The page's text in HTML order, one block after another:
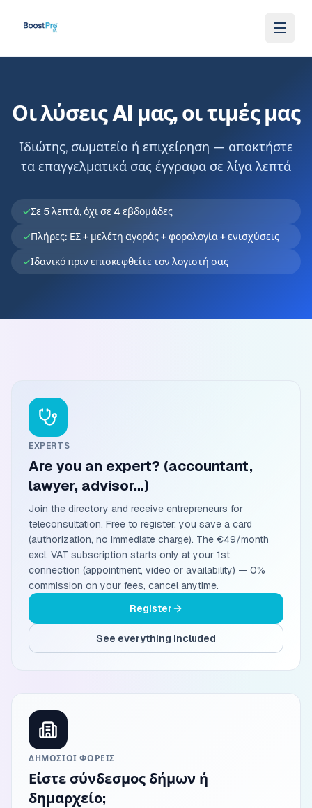
Οι λύσεις AI μας, οι τιμές μας
Ιδιώτης, σωματείο ή επιχείρηση — αποκτήστε
τα επαγγελματικά σας έγγραφα σε λίγα λεπτά
✓Σε 5 λεπτά, όχι σε 4 εβδομάδες
✓Πλήρες: ΕΣ + μελέτη αγοράς + φορολογία + ενισχύσεις
✓Ιδανικό πριν επισκεφθείτε τον λογιστή σας
EXPERTS
Are you an expert? (accountant,
lawyer, advisor…)
Join the directory and receive entrepreneurs for
teleconsultation. Free to register: you save a card
(authorization, no immediate charge). The €49/month
excl. VAT subscription starts only at your 1st
connection (appointment, video or availability) — 0%
commission on your fees, cancel anytime.
Register
See everything included
ΔΗΜΌΣΙΟΙ ΦΟΡΕΊΣ
Είστε σύνδεσμος δήμων ή
δημαρχείο;